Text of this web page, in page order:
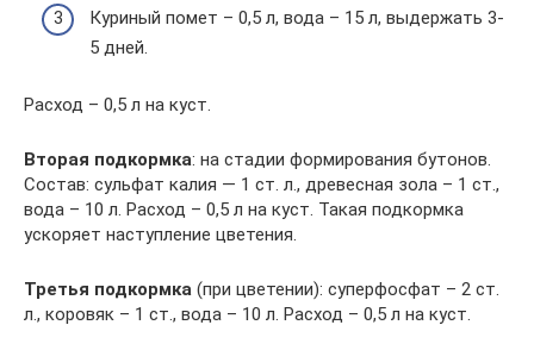
Куриный помет – 0,5 л, вода – 15 л, выдержать 3-
5 дней.
Расход – 0,5 л на куст.
Вторая подкормка: на стадии формирования бутонов.
Состав: сульфат калия — 1 ст. л., древесная зола – 1 ст.,
вода – 10 л. Расход – 0,5 л на куст. Такая подкормка
ускоряет наступление цветения.
Третья подкормка (при цветении): суперфосфат – 2 ст.
л., коровяк – 1 ст., вода – 10 л. Расход – 0,5 л на куст.